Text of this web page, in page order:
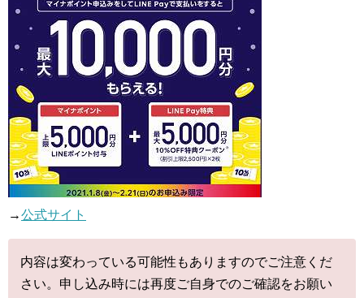
→公式サイト
内容は変わっている可能性もありますのでご注意くだ
さい。申し込み時には再度ご自身でのご確認をお願い